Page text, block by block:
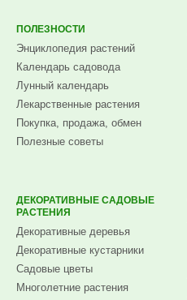
ПОЛЕЗНОСТИ
Энциклопедия растений
Календарь садовода
Лунный календарь
Лекарственные растения
Покупка, продажа, обмен
Полезные советы
ДЕКОРАТИВНЫЕ САДОВЫЕ
РАСТЕНИЯ
Декоративные деревья
Декоративные кустарники
Садовые цветы
Многолетние растения